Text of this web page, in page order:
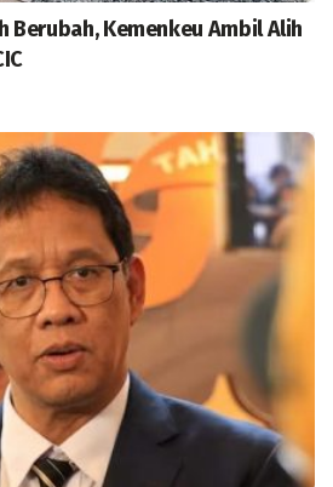
Berubah, Kemenkeu Ambil Alih